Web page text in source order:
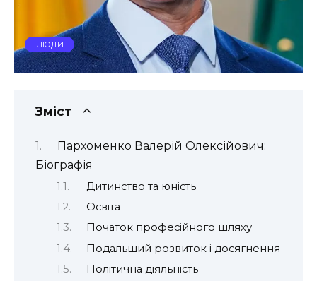
ЛЮДИ
Зміст
Пархоменко Валерій Олексійович:
Біографія
Дитинство та юність
Освіта
Початок професійного шляху
Подальший розвиток і досягнення
Політична діяльність